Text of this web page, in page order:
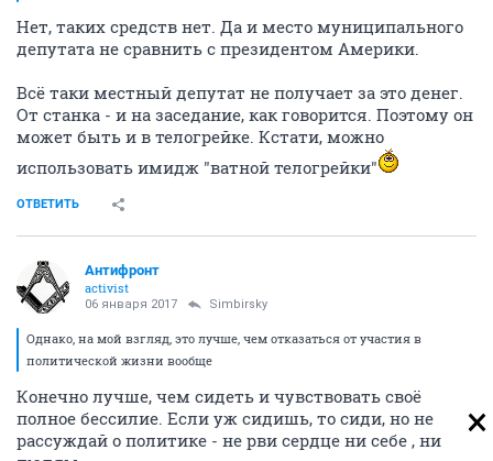
Нет, таких средств нет. Да и место муниципального
депутата не сравнить с президентом Америки.
Всё таки местный депутат не получает за это денег.
От станка - и на заседание, как говорится. Поэтому он
может быть и в телогрейке. Кстати, можно
использовать имидж "ватной телогрейки"
ОТВЕТИТЬ
Антифронт
activist
06 января 2017 Simbirsky
Однако, на мой взгляд, это лучше, чем отказаться от участия в
политической жизни вообще
Конечно лучше, чем сидеть и чувствовать своё
полное бессилие. Если уж сидишь, то сиди, но не
рассуждай о политике - не рви сердце ни себе , ни